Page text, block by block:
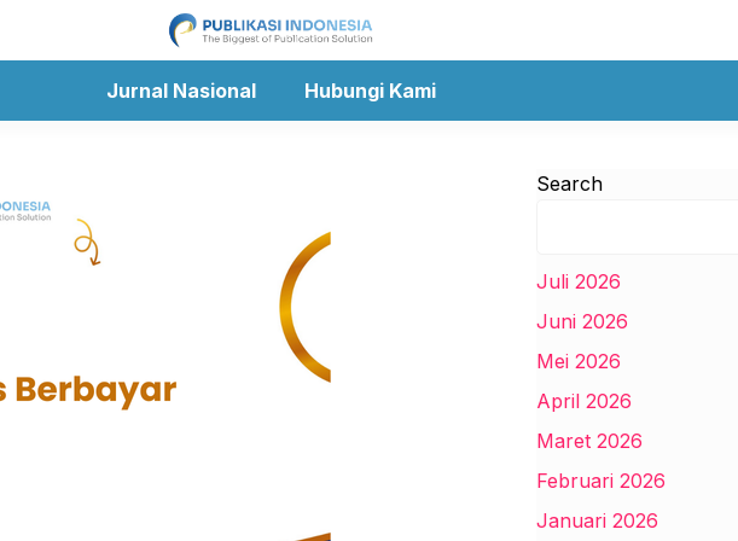
Jurnal Nasional Hubungi Kami
Search
Juli 2026
Juni 2026
Mei 2026
April 2026
Maret 2026
Februari 2026
Januari 2026